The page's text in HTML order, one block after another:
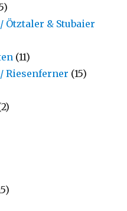
Ötztaler & Stubaier
(11)
Riesenferner (15)